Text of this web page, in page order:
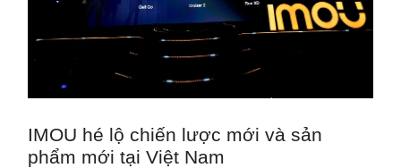
IMOU hé lộ chiến lược mới và sản
phẩm mới tại Việt Nam